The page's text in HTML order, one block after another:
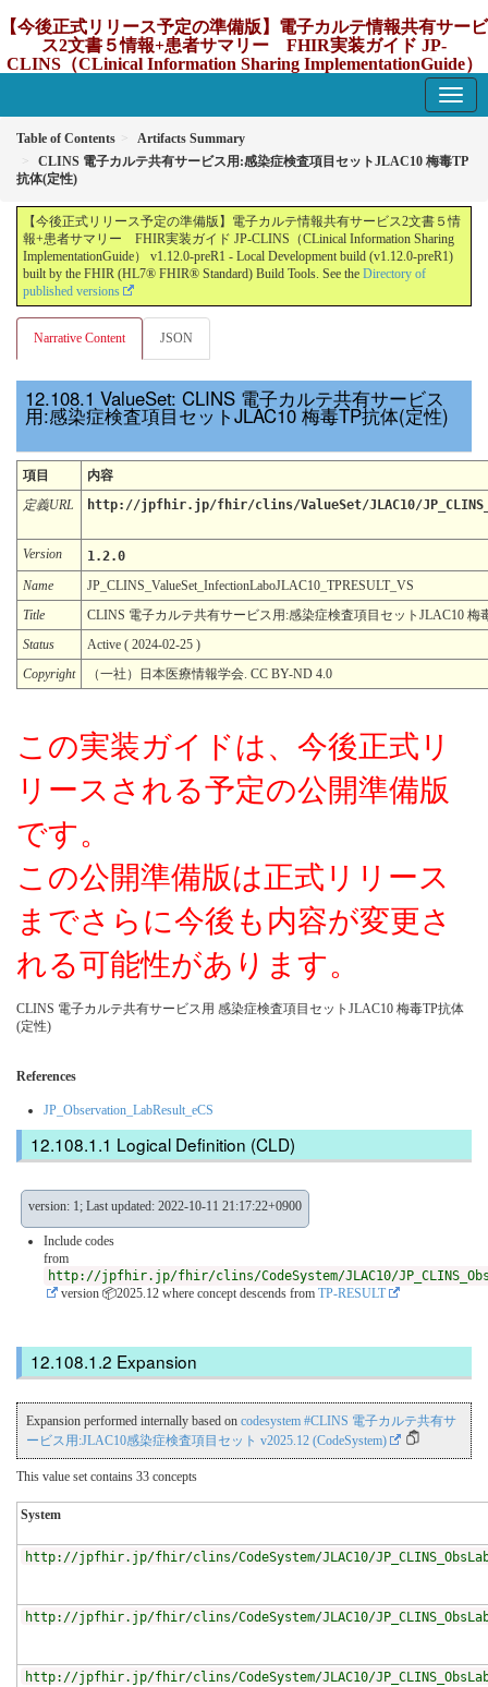
【今後正式リリース予定の準備版】電子カルテ情報共有サービ
ス2文書５情報+患者サマリー FHIR実装ガイド JP-
CLINS（CLinical Information Sharing ImplementationGuide）
Table of Contents
Artifacts Summary
CLINS 電子カルテ共有サービス用:感染症検査項目セットJLAC10 梅毒TP
抗体(定性)
【今後正式リリース予定の準備版】電子カルテ情報共有サービス2文書５情
報+患者サマリー FHIR実装ガイド JP-CLINS（CLinical Information Sharing
ImplementationGuide） v1.12.0-preR1 - Local Development build (v1.12.0-preR1)
built by the FHIR (HL7® FHIR® Standard) Build Tools. See the Directory of
published versions
Narrative Content JSON
ValueSet: CLINS 電子カルテ共有サービス
用:感染症検査項目セットJLAC10 梅毒TP抗体(定性)
項目
内容
定義URL
http://jpfhir.jp/fhir/clins/ValueSet/JLAC10/
Version
1.2.0
Name
JP_CLINS_ValueSet_InfectionLaboJLAC10_TPRESULT_VS
Title
CLINS 電子カルテ共有サービス用:感染症検査項目セットJLAC10 梅
Status
Active ( 2024-02-25 )
Copyright
（一社）日本医療情報学会. CC BY-ND 4.0
この実装ガイドは、今後正式リ
リースされる予定の公開準備版
です。
この公開準備版は正式リリース
までさらに今後も内容が変更さ
れる可能性があります。
CLINS 電子カルテ共有サービス用 感染症検査項目セットJLAC10 梅毒TP抗体
(定性)
References
JP_Observation_LabResult_eCS
Logical Definition (CLD)
version: 1; Last updated: 2022-10-11 21:17:22+0900
Include codes
from
http://jpfhir.jp/fhir/clins/CodeSystem/JLAC10/
version 📦2025.12 where concept descends from TP-RESULT
Expansion
Expansion performed internally based on codesystem #CLINS 電子カルテ共有サ
ービス用:JLAC10感染症検査項目セット v2025.12 (CodeSystem)
This value set contains 33 concepts
System
http://jpfhir.jp/fhir/clins/CodeSystem/JLAC10/
http://jpfhir.jp/fhir/clins/CodeSystem/JLAC10/
http://jpfhir.jp/fhir/clins/CodeSystem/JLAC10/